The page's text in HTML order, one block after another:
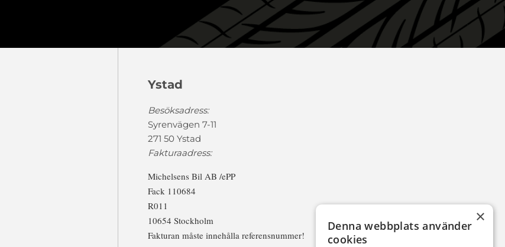
Ystad
Besöksadress:
Syrenvägen 7-11
271 50 Ystad
Fakturaadress:
Michelsens Bil AB /ePP
Fack 110684
R011
10654 Stockholm
Fakturan måste innehålla referensnummer!
×
Denna webbplats använder
cookies